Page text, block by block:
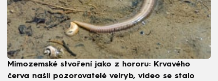
Mimozemské stvoření jako z hororu: Krvavého
červa našli pozorovatelé velryb, video se stalo